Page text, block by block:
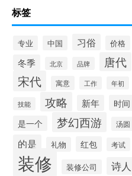
标签
专业 中国 习俗 价格
冬季 北京 品牌 唐代
宋代 寓意 工作 年初
技能 攻略 新年 时间
是一个 梦幻西游 汤圆
的是 礼物 红包 考试
装修 装修公司 诗人